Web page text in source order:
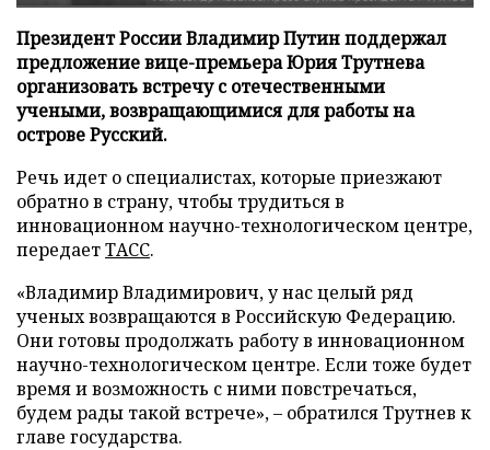
Президент России Владимир Путин поддержал
предложение вице-премьера Юрия Трутнева
организовать встречу с отечественными
учеными, возвращающимися для работы на
острове Русский.
Речь идет о специалистах, которые приезжают
обратно в страну, чтобы трудиться в
инновационном научно-технологическом центре,
передаетТАСС.
«Владимир Владимирович, у нас целый ряд
ученых возвращаются в Российскую Федерацию.
Они готовы продолжать работу в инновационном
научно-технологическом центре. Если тоже будет
время и возможность с ними повстречаться,
будем рады такой встрече», – обратился Трутнев к
главе государства.